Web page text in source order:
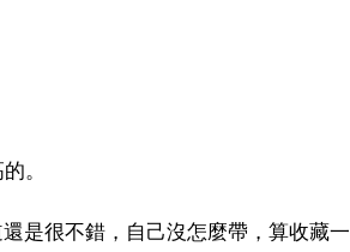
。
是很不錯，自己沒怎麼帶，算收藏